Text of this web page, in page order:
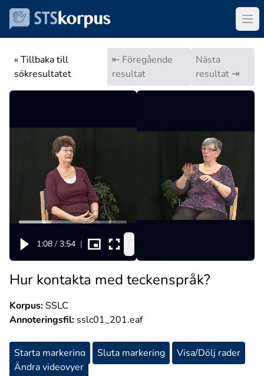
« Tillbaka till
sökresultatet
⇤ Föregående
resultat
Nästa
resultat ⇥
1:08 / 3:54 |
Hur kontakta med teckenspråk?
Korpus:SSLC
Annoteringsfil: sslc01_201.eaf
Starta markering Sluta markering
Visa/Dölj rader
Ändra videovyer